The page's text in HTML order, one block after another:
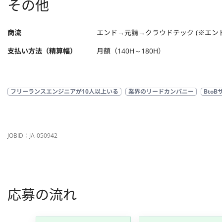
その他
商流
エンド→元請→クラウドテック (※エン
支払い方法（精算幅）
月額（140H～180H）
フリーランスエンジニアが10人以上いる 業界のリードカンパニー BtoB
JOBID：JA-050942
応募の流れ